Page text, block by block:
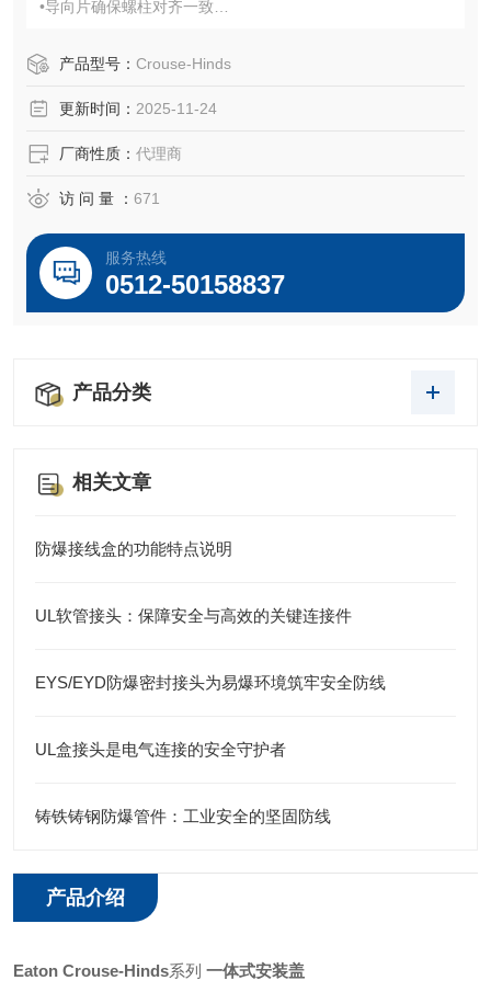
•导向片确保螺柱对齐一致
•刚性支架设计消除了对远侧支撑的需求
产品型号： Crouse-Hinds
更新时间： 2025-11-24
厂商性质： 代理商
访 问 量 ： 671
服务热线
0512-50158837
产品分类
相关文章
防爆接线盒的功能特点说明
UL软管接头：保障安全与高效的关键连接件
EYS/EYD防爆密封接头为易爆环境筑牢安全防线
UL盒接头是电气连接的安全守护者
铸铁铸钢防爆管件：工业安全的坚固防线
产品介绍
Eaton Crouse-Hinds系列 一体式安装盖